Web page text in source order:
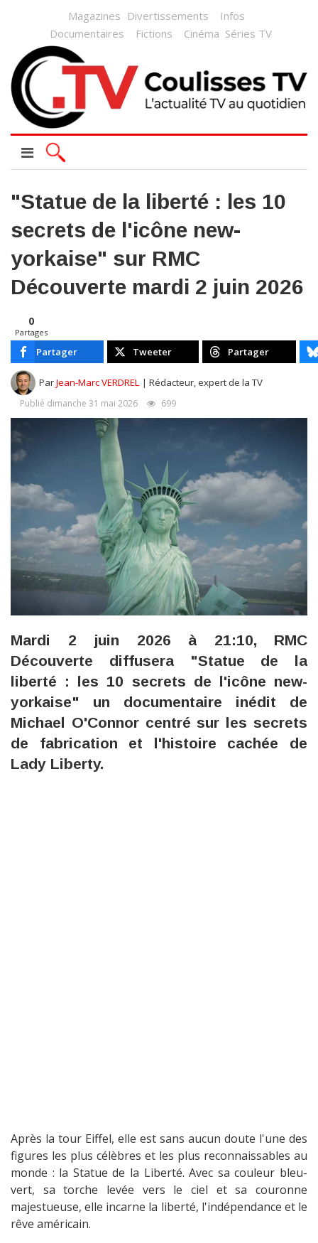
Magazines Divertissements
Infos
Documentaires
Fictions Cinéma Séries TV
"Statue de la liberté : les 10
secrets de l'icône new-
yorkaise" sur RMC
Découverte mardi 2 juin 2026
0
Partages
Partager Tweeter Partager
ParJean-Marc VERDREL | Rédacteur, expert de la TV
Publié dimanche 31 mai 2026 699
Mardi 2 juin 2026 à 21:10, RMC
Découverte diffusera "Statue de la
liberté : les 10 secrets de l'icône new-
yorkaise" un documentaire inédit de
Michael O'Connor centré sur les secrets
de fabrication et l'histoire cachée de
Lady Liberty.
Après la tour Eiffel, elle est sans aucun doute l'une des
figures les plus célèbres et les plus reconnaissables au
monde : la Statue de la Liberté. Avec sa couleur bleu-
vert, sa torche levée vers le ciel et sa couronne
majestueuse, elle incarne la liberté, l'indépendance et le
rêve américain.